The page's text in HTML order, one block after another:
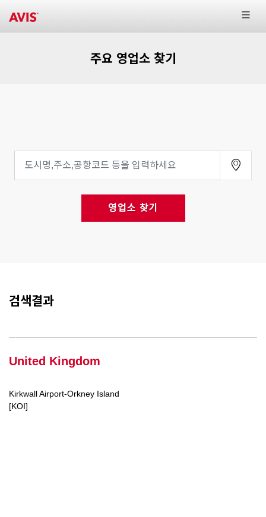
주요 영업소 찾기
영업소 찾기
검색결과
United Kingdom
Kirkwall Airport-Orkney Island
[KOI]